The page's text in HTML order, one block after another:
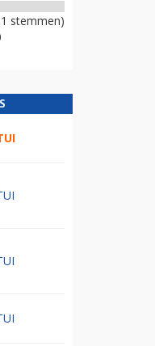
stemmen)